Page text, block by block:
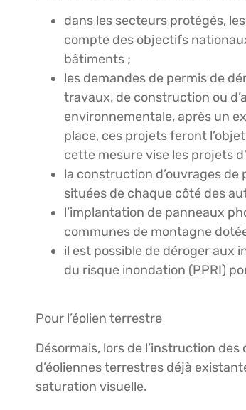
dans les secteurs protégés,
compte des objectifs
bâtiments ;
les demandes de permis de
travaux, de construction ou
environnementale, après un
place, ces projets feront
cette mesure vise les projets
la construction d’ouvrages
situées de chaque côté des
l’implantation de panneaux
communes de montagne
il est possible de déroger aux
du risque inondation (PPRI)
Pour l’éolien terrestre
Désormais, lors de l’instruction
d’éoliennes terrestres déjà
saturation visuelle.